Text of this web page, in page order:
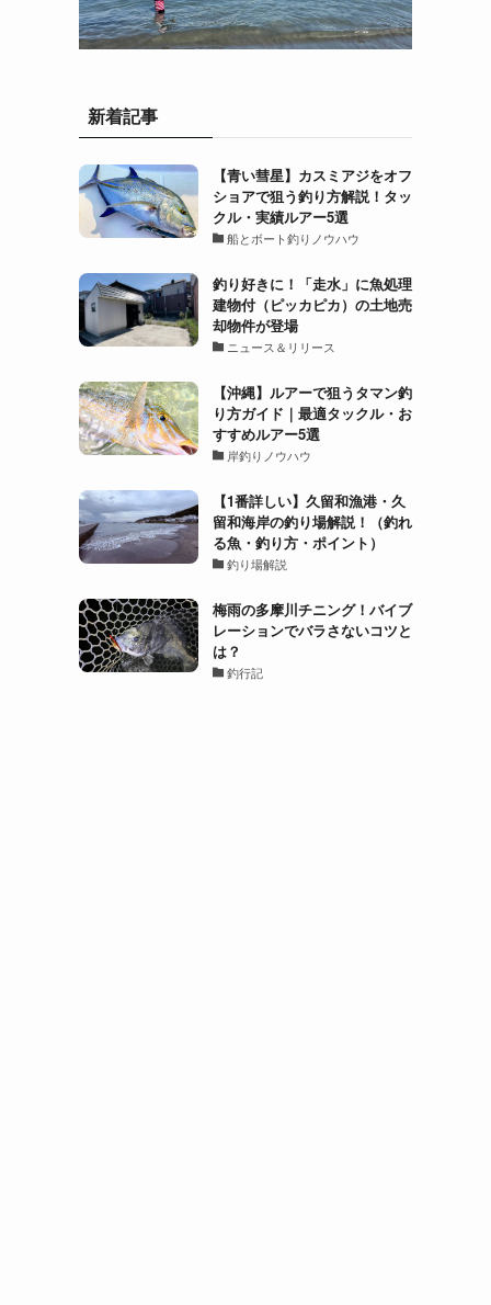
新着記事
【青い彗星】カスミアジをオフ
ショアで狙う釣り方解説！タッ
クル・実績ルアー5選
船とボート釣りノウハウ
釣り好きに！「走水」に魚処理
建物付（ピッカピカ）の土地売
却物件が登場
ニュース＆リリース
【沖縄】ルアーで狙うタマン釣
り方ガイド｜最適タックル・お
すすめルアー5選
岸釣りノウハウ
【1番詳しい】久留和漁港・久
留和海岸の釣り場解説！（釣れ
る魚・釣り方・ポイント）
釣り場解説
梅雨の多摩川チニング！バイブ
レーションでバラさないコツと
は？
釣行記